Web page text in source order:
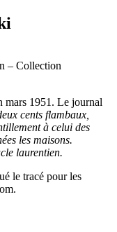
– Collection
mars 1951. Le journal
cents flambaux,
à celui des
les maisons.
laurentien.
le tracé pour les